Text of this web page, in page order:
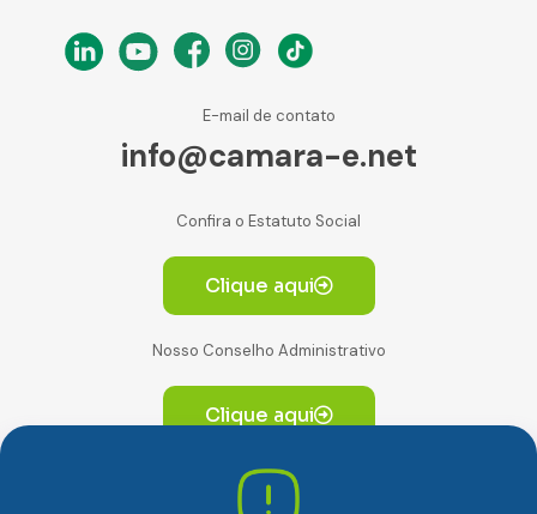
E-mail de contato
info@camara-e.net
Confira o Estatuto Social
Clique aqui
Nosso Conselho Administrativo
Clique aqui
Av. Paulista, 2064. Conjunto 14, (Edifício Paulista) -